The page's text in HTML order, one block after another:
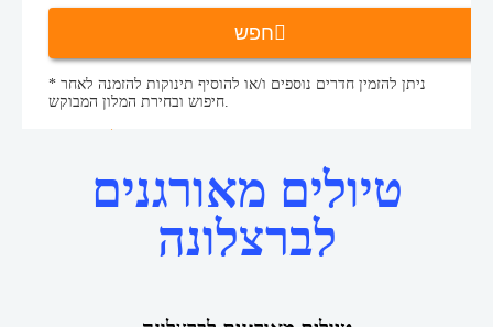
חפש
* ניתן להזמין חדרים נוספים ו/או להוסיף תינוקות להזמנה לאחר
חיפוש ובחירת המלון המבוקש.
טיולים מאורגנים
לברצלונה